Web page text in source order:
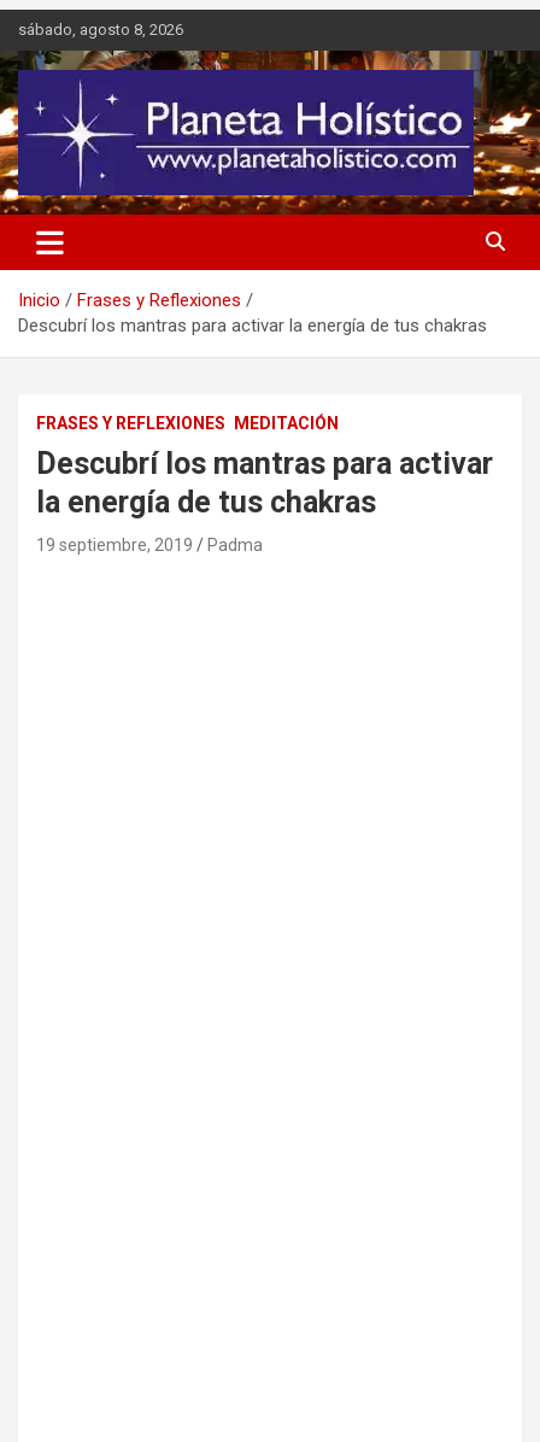
Saltar
contenido
sábado, agosto 8, 2026
Planeta Holístico
Difusión de espiritualidad, terapias alternativas holísticas, cursos,
talleres y seminarios
Inicio
Frases y Reflexiones
Descubrí los mantras para activar la energía de tus chakras
FRASES Y REFLEXIONES MEDITACIÓN
Descubrí los mantras para activar
la energía de tus chakras
19 septiembre, 2019 Padma